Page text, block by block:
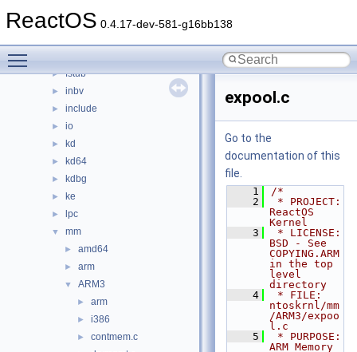
ReactOS 0.4.17-dev-581-g16bb138
► dbgk
► fstub
► inbv
► include
► io
► kd
► kd64
► kdbg
► ke
► lpc
▼ mm
► amd64
► arm
▼ ARM3
► arm
► i386
► contmem.c
expool.c
Go to the
documentation of this
file.
    1
/*
    2
* PROJECT:
ReactOS
Kernel
    3
* LICENSE:
BSD - See
COPYING.ARM
in the top
level
directory
    4
* FILE:
ntoskrnl/mm
/ARM3/expoo
l.c
    5
* PURPOSE:
ARM Memory